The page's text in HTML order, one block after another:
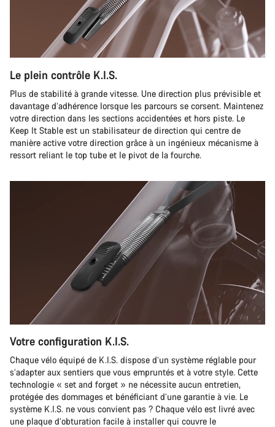
Le plein contrôle K.I.S.
Plus de stabilité à grande vitesse. Une direction plus prévisible et
davantage d’adhérence lorsque les parcours se corsent. Maintenez
votre direction dans les sections accidentées et hors piste. Le
Keep It Stable est un stabilisateur de direction qui centre de
manière active votre direction grâce à un ingénieux mécanisme à
ressort reliant le top tube et le pivot de la fourche.
Votre configuration K.I.S.
Chaque vélo équipé de K.I.S. dispose d’un système réglable pour
s’adapter aux sentiers que vous empruntés et à votre style. Cette
technologie « set and forget » ne nécessite aucun entretien,
protégée des dommages et bénéficiant d’une garantie à vie. Le
système K.I.S. ne vous convient pas ? Chaque vélo est livré avec
une plaque d’obturation facile à installer qui couvre le